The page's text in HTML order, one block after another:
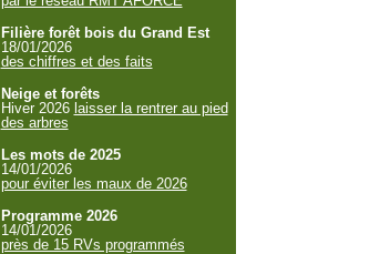
Filière forêt bois du Grand Est
18/01/2026
des chiffres et des faits
Neige et forêts
Hiver 2026 laisser la rentrer au pied
des arbres
Les mots de 2025
14/01/2026
pour éviter les maux de 2026
Programme 2026
14/01/2026
près de 15 RVs programmés